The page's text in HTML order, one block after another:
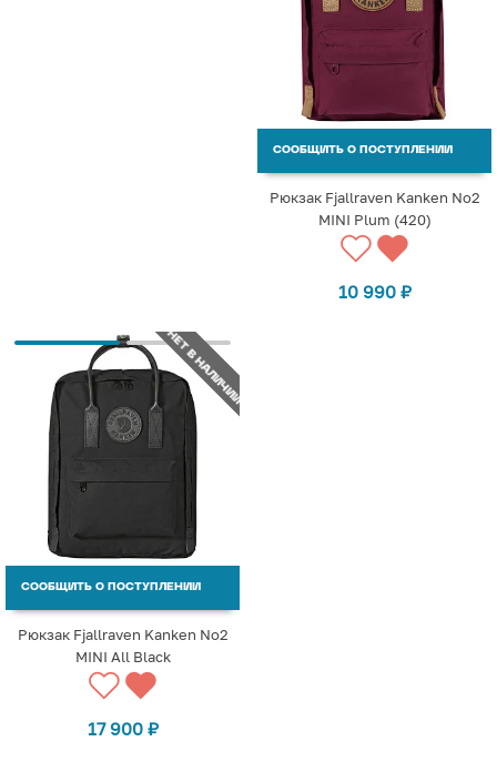
СООБЩИТЬ О ПОСТУПЛЕНИИ
Рюкзак Fjallraven Kanken No2
MINI Plum (420)
10 990 ₽
НЕТ В НАЛИЧИИ
СООБЩИТЬ О ПОСТУПЛЕНИИ
Рюкзак Fjallraven Kanken No2
MINI All Black
17 900 ₽